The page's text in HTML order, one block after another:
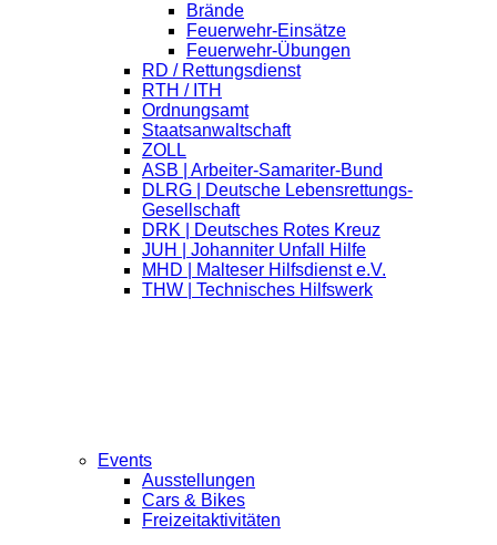
Brände
Feuerwehr-Einsätze
Feuerwehr-Übungen
RD / Rettungsdienst
RTH / ITH
Ordnungsamt
Staatsanwaltschaft
ZOLL
ASB | Arbeiter-Samariter-Bund
DLRG | Deutsche Lebensrettungs-
Gesellschaft
DRK | Deutsches Rotes Kreuz
JUH | Johanniter Unfall Hilfe
MHD | Malteser Hilfsdienst e.V.
THW | Technisches Hilfswerk
Events
Ausstellungen
Cars & Bikes
Freizeitaktivitäten